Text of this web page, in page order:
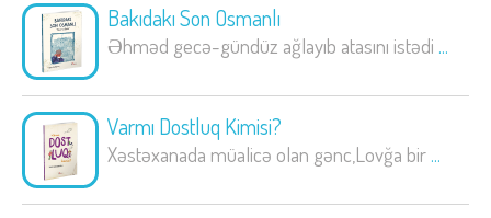
Bakıdakı Son Osmanlı
Əhməd gecə-gündüz ağlayıb atasını istədi ...
Varmı Dostluq Kimisi?
Xəstəxanada müalicə olan gənc,Lovğa bir ...